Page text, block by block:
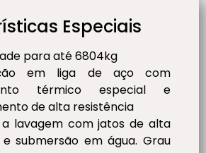
Especiais
para até 6804kg
em liga de aço com
térmico especial e
de alta resistência
lavagem com jatos de alta
submersão em água. Grau